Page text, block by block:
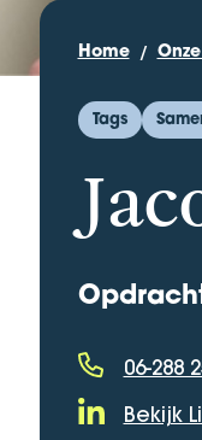
Home
Tags
06-288
Bekijk